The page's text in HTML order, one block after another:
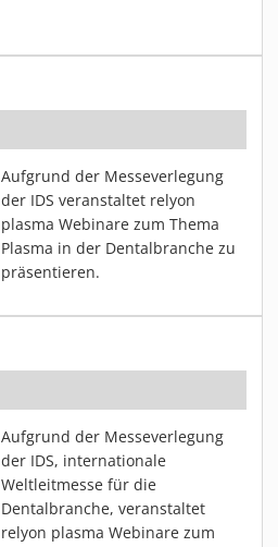
Aufgrund der Messeverlegung
der IDS veranstaltet relyon
plasma Webinare zum Thema
Plasma in der Dentalbranche zu
präsentieren.
Aufgrund der Messeverlegung
der IDS, internationale
Weltleitmesse für die
Dentalbranche, veranstaltet
relyon plasma Webinare zum